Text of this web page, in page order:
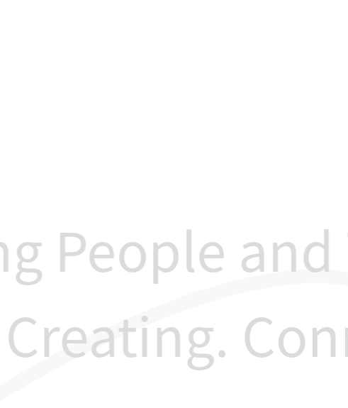
People and
Creating.